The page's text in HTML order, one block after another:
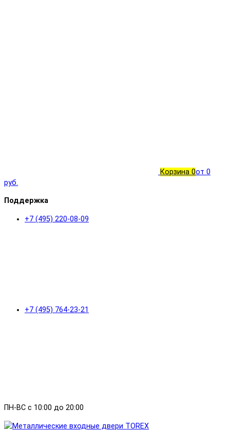
Корзина 0от 0
руб.
Поддержка
+7 (495) 220-08-09
+7 (495) 764-23-21
ПН-ВС с 10:00 до 20:00